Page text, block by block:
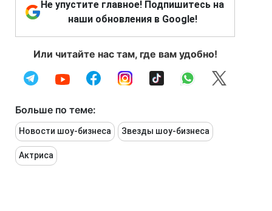
Не упустите главное! Подпишитесь на
наши обновления в Google!
Или читайте нас там, где вам удобно!
Больше по теме:
Новости шоу-бизнеса Звезды шоу-бизнеса
Актриса